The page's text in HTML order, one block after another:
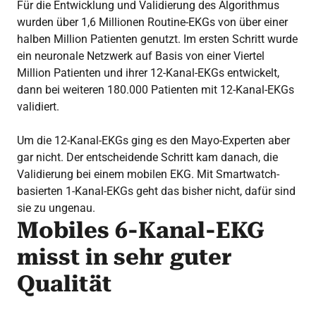
Für die Entwicklung und Validierung des Algorithmus
wurden über 1,6 Millionen Routine-EKGs von über einer
halben Million Patienten genutzt. Im ersten Schritt wurde
ein neuronale Netzwerk auf Basis von einer Viertel
Million Patienten und ihrer 12-Kanal-EKGs entwickelt,
dann bei weiteren 180.000 Patienten mit 12-Kanal-EKGs
validiert.
Um die 12-Kanal-EKGs ging es den Mayo-Experten aber
gar nicht. Der entscheidende Schritt kam danach, die
Validierung bei einem mobilen EKG. Mit Smartwatch-
basierten 1-Kanal-EKGs geht das bisher nicht, dafür sind
sie zu ungenau.
Mobiles 6-Kanal-EKG
misst in sehr guter
Qualität